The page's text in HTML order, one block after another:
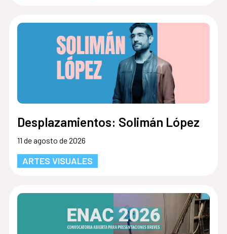
Desplazamientos: Solimán López
11 de agosto de 2026
ARTES VISUALES